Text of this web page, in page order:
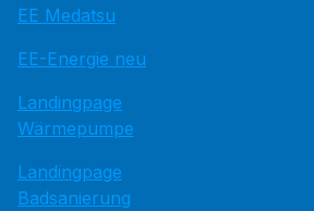
EE Medatsu
EE-Energie neu
Landingpage
Wärmepumpe
Landingpage
Badsanierung